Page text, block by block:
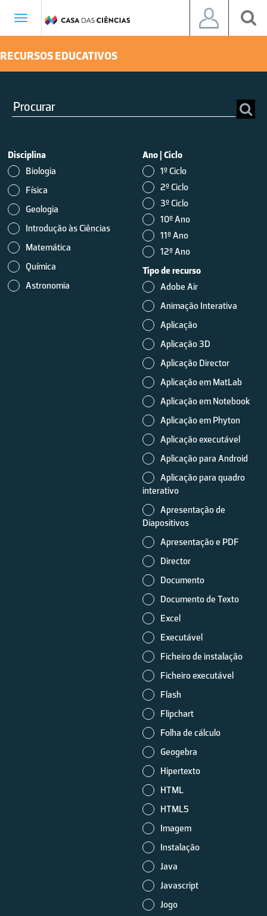
Toggle
RECURSOS EDUCATIVOS
Disciplina
Biologia
Física
Geologia
Introdução às Ciências
Matemática
Química
Astronomia
Ano | Ciclo
1º Ciclo
2º Ciclo
3º Ciclo
10º Ano
11º Ano
12º Ano
Tipo de recurso
Adobe Air
Animação Interativa
Aplicação
Aplicação 3D
Aplicação Director
Aplicação em MatLab
Aplicação em Notebook
Aplicação em Phyton
Aplicação executável
Aplicação para Android
Aplicação para quadro
interativo
Apresentação de
Diapositivos
Apresentação e PDF
Director
Documento
Documento de Texto
Excel
Executável
Ficheiro de instalação
Ficheiro executável
Flash
Flipchart
Folha de cálculo
Geogebra
Hipertexto
HTML
HTML5
Imagem
Instalação
Java
Javascript
Jogo